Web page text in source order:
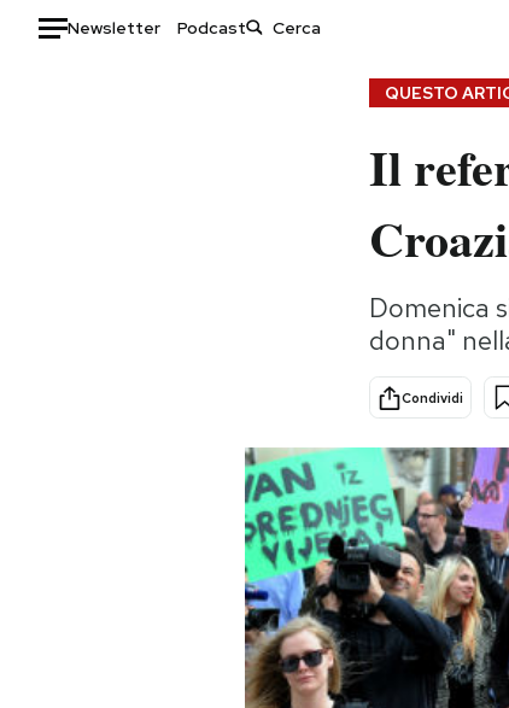
Newsletter Podcast
Storie/Idee
Ok Boomer!
Altrecose
Mondiali calcio 2026
QUESTO
Il
Domenica
donna"
Condividi